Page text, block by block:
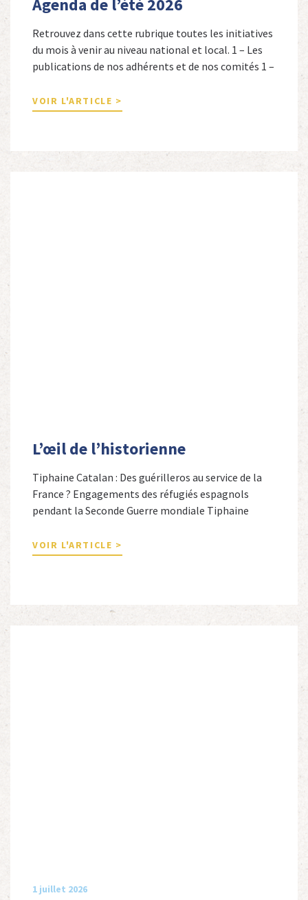
Retrouvez dans cette rubrique toutes les initiatives
du mois à venir au niveau national et local. 1 – Les
publications de nos adhérents et de nos comités 1 –
Cordeboeuf, Christophe Touron et Agnès Dioné,
Nouvelles Sources Éditions, 2026. Ils venaient
autres […]
VOIR L'ARTICLE >
L’œil de l’historienne
Tiphaine Catalan : Des guérilleros au service de la
France ? Engagements des réfugiés espagnols
pendant la Seconde Guerre mondiale Tiphaine
secondaire et docteure en études hispaniques. Elle
est spécialiste de l’histoire contemporaine des
VOIR L'ARTICLE >
1 juillet 2026